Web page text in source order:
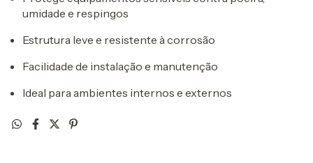
umidade e respingos
Estrutura leve e resistente à corrosão
Facilidade de instalação e manutenção
Ideal para ambientes internos e externos